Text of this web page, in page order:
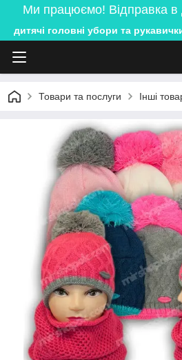
Ми працюємо! Відправка в
дитячі головні убори та
Товари та послуги Інші